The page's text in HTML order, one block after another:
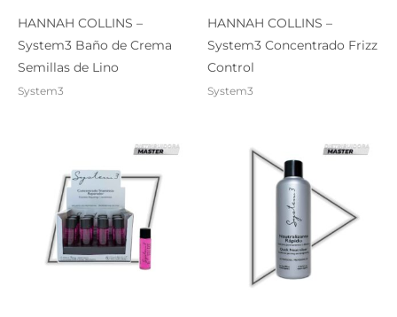
HANNAH COLLINS –
System3 Baño de Crema
Semillas de Lino
System3
HANNAH COLLINS –
System3 Concentrado Frizz
Control
System3